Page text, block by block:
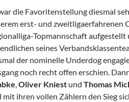
die Favoritenstellung diesmal
erst- und zweitligaerfahrenen
Topmannschaft
seines
der nominelle Underdog
noch recht offen erschien.
,Oliver Kniest und Thomas
mit ihren vollen Zählern den Sieg